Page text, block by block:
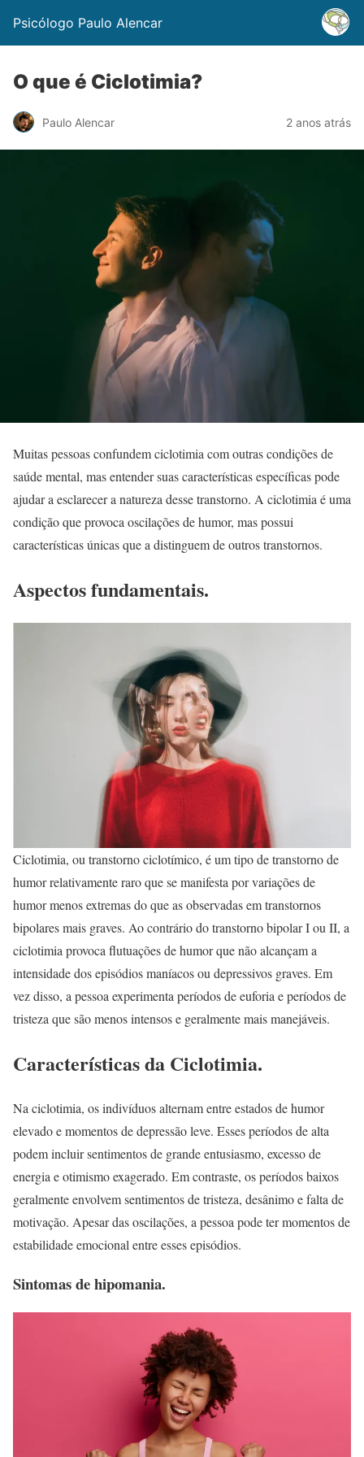
Psicólogo Paulo Alencar
O que é Ciclotimia?
Paulo Alencar 2 anos atrás
Muitas pessoas confundem ciclotimia com outras condições de
saúde mental, mas entender suas características específicas pode
ajudar a esclarecer a natureza desse transtorno. A ciclotimia é uma
condição que provoca oscilações de humor, mas possui
características únicas que a distinguem de outros transtornos.
Aspectos fundamentais.
Ciclotimia, ou transtorno ciclotímico, é um tipo de transtorno de
humor relativamente raro que se manifesta por variações de
humor menos extremas do que as observadas em transtornos
bipolares mais graves. Ao contrário do transtorno bipolar I ou II, a
ciclotimia provoca flutuações de humor que não alcançam a
intensidade dos episódios maníacos ou depressivos graves. Em
vez disso, a pessoa experimenta períodos de euforia e períodos de
tristeza que são menos intensos e geralmente mais manejáveis.
Características da Ciclotimia.
Na ciclotimia, os indivíduos alternam entre estados de humor
elevado e momentos de depressão leve. Esses períodos de alta
podem incluir sentimentos de grande entusiasmo, excesso de
energia e otimismo exagerado. Em contraste, os períodos baixos
geralmente envolvem sentimentos de tristeza, desânimo e falta de
motivação. Apesar das oscilações, a pessoa pode ter momentos de
estabilidade emocional entre esses episódios.
Sintomas de hipomania.